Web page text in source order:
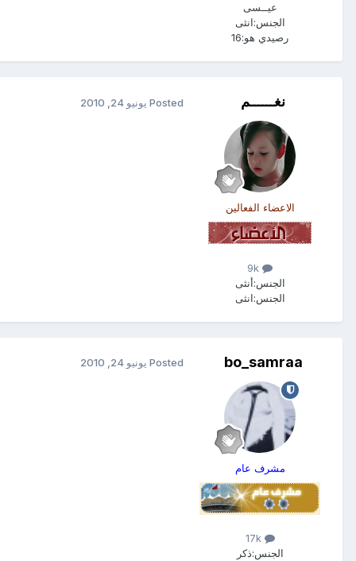
عيــسى
الجنس:انثى
رصيدي هو:16
نغــــــم
الاعضاء الفعالين
الجنس:أنثى
الجنس:انثى
Posted يونيو 24, 2010
bo_samraa
مشرف عام
17k
الجنس:ذكر
Posted يونيو 24, 2010